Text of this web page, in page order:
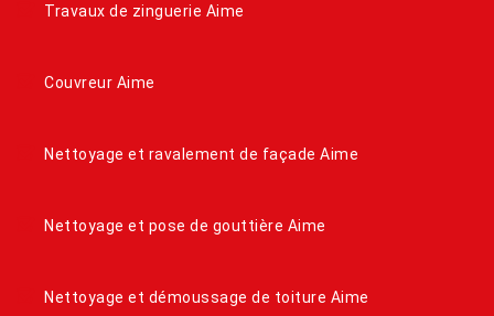
Travaux de zinguerie Aime
Couvreur Aime
Nettoyage et ravalement de façade Aime
Nettoyage et pose de gouttière Aime
Nettoyage et démoussage de toiture Aime